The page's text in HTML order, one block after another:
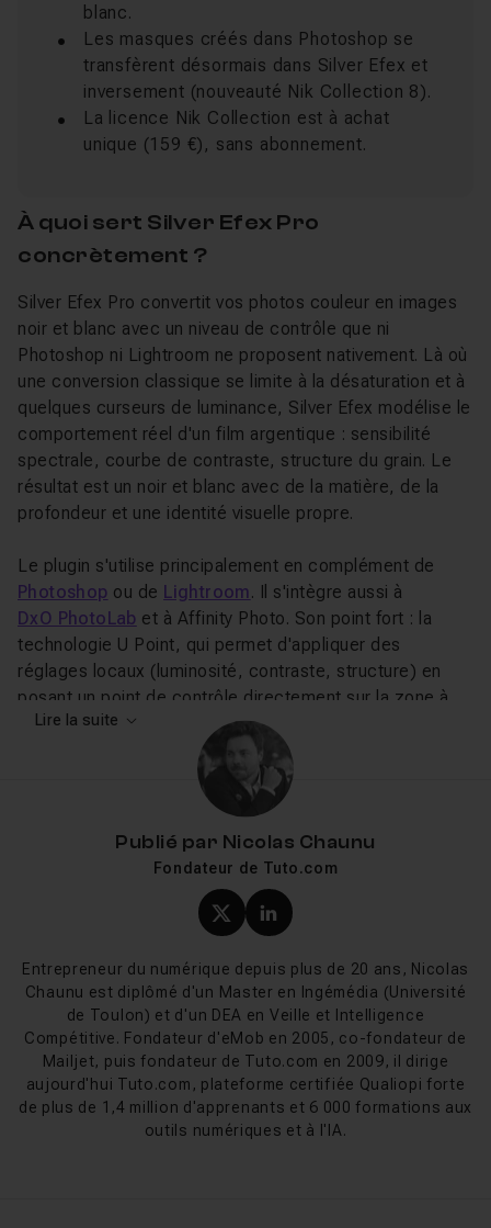
blanc.
Les masques créés dans Photoshop se
transfèrent désormais dans Silver Efex et
inversement (nouveauté Nik Collection 8).
La licence Nik Collection est à achat
unique (159 €), sans abonnement.
À quoi sert Silver Efex Pro
concrètement ?
Silver Efex Pro convertit vos photos couleur en images
noir et blanc avec un niveau de contrôle que ni
Photoshop ni Lightroom ne proposent nativement. Là où
une conversion classique se limite à la désaturation et à
quelques curseurs de luminance, Silver Efex modélise le
comportement réel d'un film argentique : sensibilité
spectrale, courbe de contraste, structure du grain. Le
résultat est un noir et blanc avec de la matière, de la
profondeur et une identité visuelle propre.
Le plugin s'utilise principalement en complément de
Photoshop ou de Lightroom. Il s'intègre aussi à
DxO PhotoLab et à Affinity Photo. Son point fort : la
technologie U Point, qui permet d'appliquer des
réglages locaux (luminosité, contraste, structure) en
posant un point de contrôle directement sur la zone à
corriger, sans manipuler de masques complexes.
Ce que vous allez apprendre sur
Les tutos Silver Efex Pro sur Tuto.com couvrent la prise
en main du plugin, le choix des émulations de pellicule
selon le sujet (portrait, paysage, rue), et les techniques
de dodge and burn numériques pour sculpter la lumière
dans vos images. Vous découvrirez aussi comment
intégrer Silver Efex dans un workflow complet avec
LightroomouPhotoshop, et comment exploiter les
préréglages pour accélérer votre traitement tout en
gardant un rendu personnel.
Nouveautés Silver Efex Pro (Nik
Lire la suite
Publié par Nicolas Chaunu
Fondateur de Tuto.com
Profil X (twitter) de
Profil LinkedIn de
Entrepreneur du numérique depuis plus de 20 ans, Nicolas
Chaunu est diplômé d'un Master en Ingémédia (Université
de Toulon) et d'un DEA en Veille et Intelligence
Compétitive. Fondateur d'eMob en 2005, co-fondateur de
Mailjet, puis fondateur de Tuto.com en 2009, il dirige
aujourd'hui Tuto.com, plateforme certifiée Qualiopi forte
de plus de 1,4 million d'apprenants et 6 000 formations aux
outils numériques et à l'IA.